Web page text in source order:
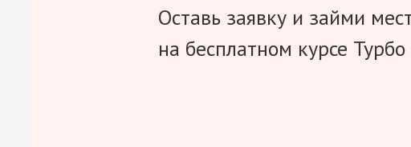
Оставь заявку и займи
на бесплатном курсе